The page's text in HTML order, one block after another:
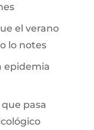
el verano
lo notes
epidemia
pasa